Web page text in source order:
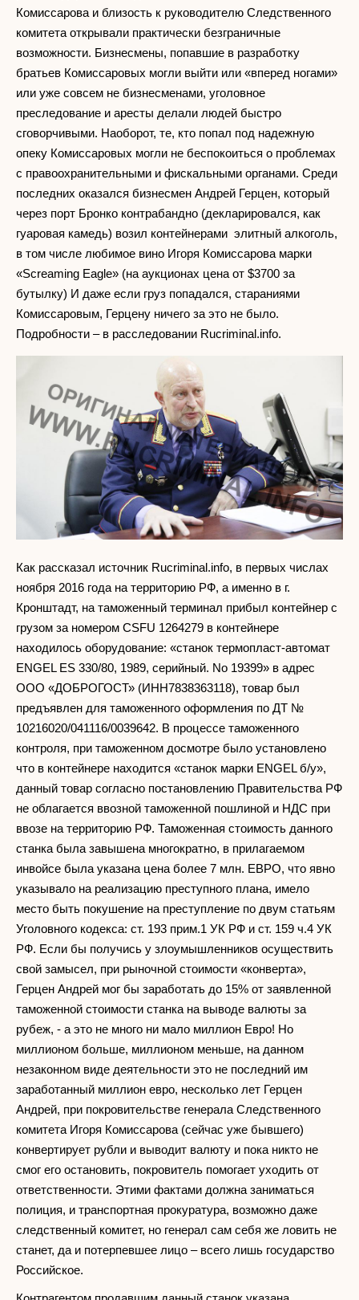
Комиссарова и близость к руководителю Следственного
комитета открывали практически безграничные
возможности. Бизнесмены, попавшие в разработку
братьев Комиссаровых могли выйти или «вперед ногами»
или уже совсем не бизнесменами, уголовное
преследование и аресты делали людей быстро
сговорчивыми. Наоборот, те, кто попал под надежную
опеку Комиссаровых могли не беспокоиться о проблемах
с правоохранительными и фискальными органами. Среди
последних оказался бизнесмен Андрей Герцен, который
через порт Бронко контрабандно (декларировался, как
гуаровая камедь) возил контейнерами элитный алкоголь,
в том числе любимое вино Игоря Комиссарова марки
«Screaming Eagle» (на аукционах цена от $3700 за
бутылку) И даже если груз попадался, стараниями
Комиссаровым, Герцену ничего за это не было.
Подробности – в расследовании Rucriminal.info.
Как рассказал источник Rucriminal.info, в первых числах
ноября 2016 года на территорию РФ, а именно в г.
Кронштадт, на таможенный терминал прибыл контейнер с
грузом за номером СSFU 1264279 в контейнере
находилось оборудование: «станок термопласт-автомат
ENGEL ES 330/80, 1989, серийный. No 19399» в адрес
ООО «ДОБРОГОСТ» (ИНН7838363118), товар был
предъявлен для таможенного оформления по ДТ №
10216020/041116/0039642. В процессе таможенного
контроля, при таможенном досмотре было установлено
что в контейнере находится «станок марки ENGEL б/у»,
данный товар согласно постановлению Правительства РФ
не облагается ввозной таможенной пошлиной и НДС при
ввозе на территорию РФ. Таможенная стоимость данного
станка была завышена многократно, в прилагаемом
инвойсе была указана цена более 7 млн. ЕВРО, что явно
указывало на реализацию преступного плана, имело
место быть покушение на преступление по двум статьям
Уголовного кодекса: ст. 193 прим.1 УК РФ и ст. 159 ч.4 УК
РФ. Если бы получись у злоумышленников осуществить
свой замысел, при рыночной стоимости «конверта»,
Герцен Андрей мог бы заработать до 15% от заявленной
таможенной стоимости станка на выводе валюты за
рубеж, - а это не много ни мало миллион Евро! Но
миллионом больше, миллионом меньше, на данном
незаконном виде деятельности это не последний им
заработанный миллион евро, несколько лет Герцен
Андрей, при покровительстве генерала Следственного
комитета Игоря Комиссарова (сейчас уже бывшего)
конвертирует рубли и выводит валюту и пока никто не
смог его остановить, покровитель помогает уходить от
ответственности. Этими фактами должна заниматься
полиция, и транспортная прокуратура, возможно даже
следственный комитет, но генерал сам себя же ловить не
станет, да и потерпевшее лицо – всего лишь государство
Российское.